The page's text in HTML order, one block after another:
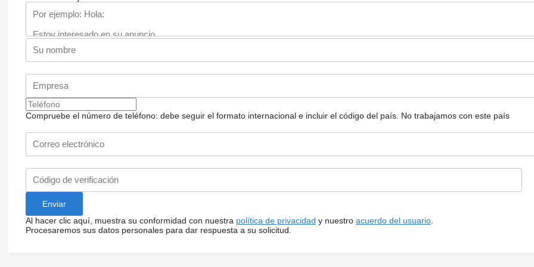
Compruebe el número de teléfono: debe seguir el formato internacional e incluir el código del país. No trabajamos con este país
Al hacer clic aquí, muestra su conformidad con nuestra política de privacidad y nuestro acuerdo del usuario.
Procesaremos sus datos personales para dar respuesta a su solicitud.